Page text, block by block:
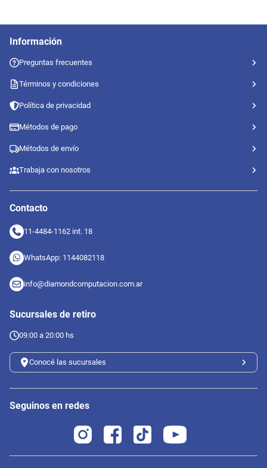
Información
Preguntas frecuentes
Términos y condiciones
Política de privacidad
Métodos de pago
Métodos de envío
Trabaja con nosotros
Contacto
11-4484-1162 int. 18
WhatsApp: 1144082118
info@diamondcomputacion.com.ar
Sucursales de retiro
09:00 a 20:00 hs
Conocé las sucursales
Seguinos en redes